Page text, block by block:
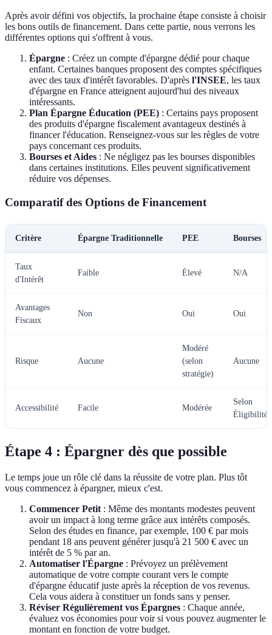
Après avoir défini vos objectifs, la prochaine étape consiste à choisir
les bons outils de financement. Dans cette partie, nous verrons les
différentes options qui s'offrent à vous.
Épargne : Créez un compte d'épargne dédié pour chaque
enfant. Certaines banques proposent des comptes spécifiques
avec des taux d'intérêt favorables. D'après l'INSEE, les taux
d'épargne en France atteignent aujourd'hui des niveaux
intéressants.
Plan Épargne Éducation (PEE) : Certains pays proposent
des produits d'épargne fiscalement avantageux destinés à
financer l'éducation. Renseignez-vous sur les règles de votre
pays concernant ces produits.
Bourses et Aides : Ne négligez pas les bourses disponibles
dans certaines institutions. Elles peuvent significativement
réduire vos dépenses.
Comparatif des Options de Financement
Critère Épargne Traditionnelle PEE Bourses
Taux
d'Intérêt
Faible Élevé N/A
Avantages
Fiscaux
Non Oui Oui
Risque Aucune
Modéré
(selon
stratégie)
Aucune
Accessibilité Facile Modérée
Selon
Éligibilité
Étape 4 : Épargner dès que possible
Le temps joue un rôle clé dans la réussite de votre plan. Plus tôt
vous commencez à épargner, mieux c'est.
Commencer Petit : Même des montants modestes peuvent
avoir un impact à long terme grâce aux intérêts composés.
Selon des études en finance, par exemple, 100 € par mois
pendant 18 ans peuvent générer jusqu'à 21 500 € avec un
intérêt de 5 % par an.
Automatiser l'Épargne : Prévoyez un prélèvement
automatique de votre compte courant vers le compte
d'épargne éducatif juste après la réception de vos revenus.
Cela vous aidera à constituer un fonds sans y penser.
Réviser Régulièrement vos Épargnes : Chaque année,
évaluez vos économies pour voir si vous pouvez augmenter le
montant en fonction de votre budget.